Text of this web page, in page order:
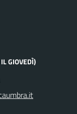
GIOVEDÌ)